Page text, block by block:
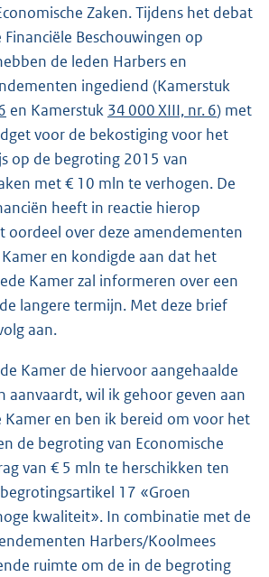
Zaken. Tijdens het debat
Beschouwingen op
de leden Harbers en
ingediend (Kamerstuk
en Kamerstuk 34 000 XIII, nr. 6) met
voor de bekostiging voor het
op de begroting 2015 van
met € 10 mln te verhogen. De
heeft in reactie hierop
oordeel over deze amendementen
en kondigde aan dat het
Kamer zal informeren over een
langere termijn. Met deze brief
aan.
Kamer de hiervoor aangehaalde
aanvaardt, wil ik gehoor geven aan
Kamer en ben ik bereid om voor het
de begroting van Economische
van € 5 mln te herschikken ten
17 «Groen
kwaliteit». In combinatie met de
Harbers/Koolmees
ruimte om de in de begroting